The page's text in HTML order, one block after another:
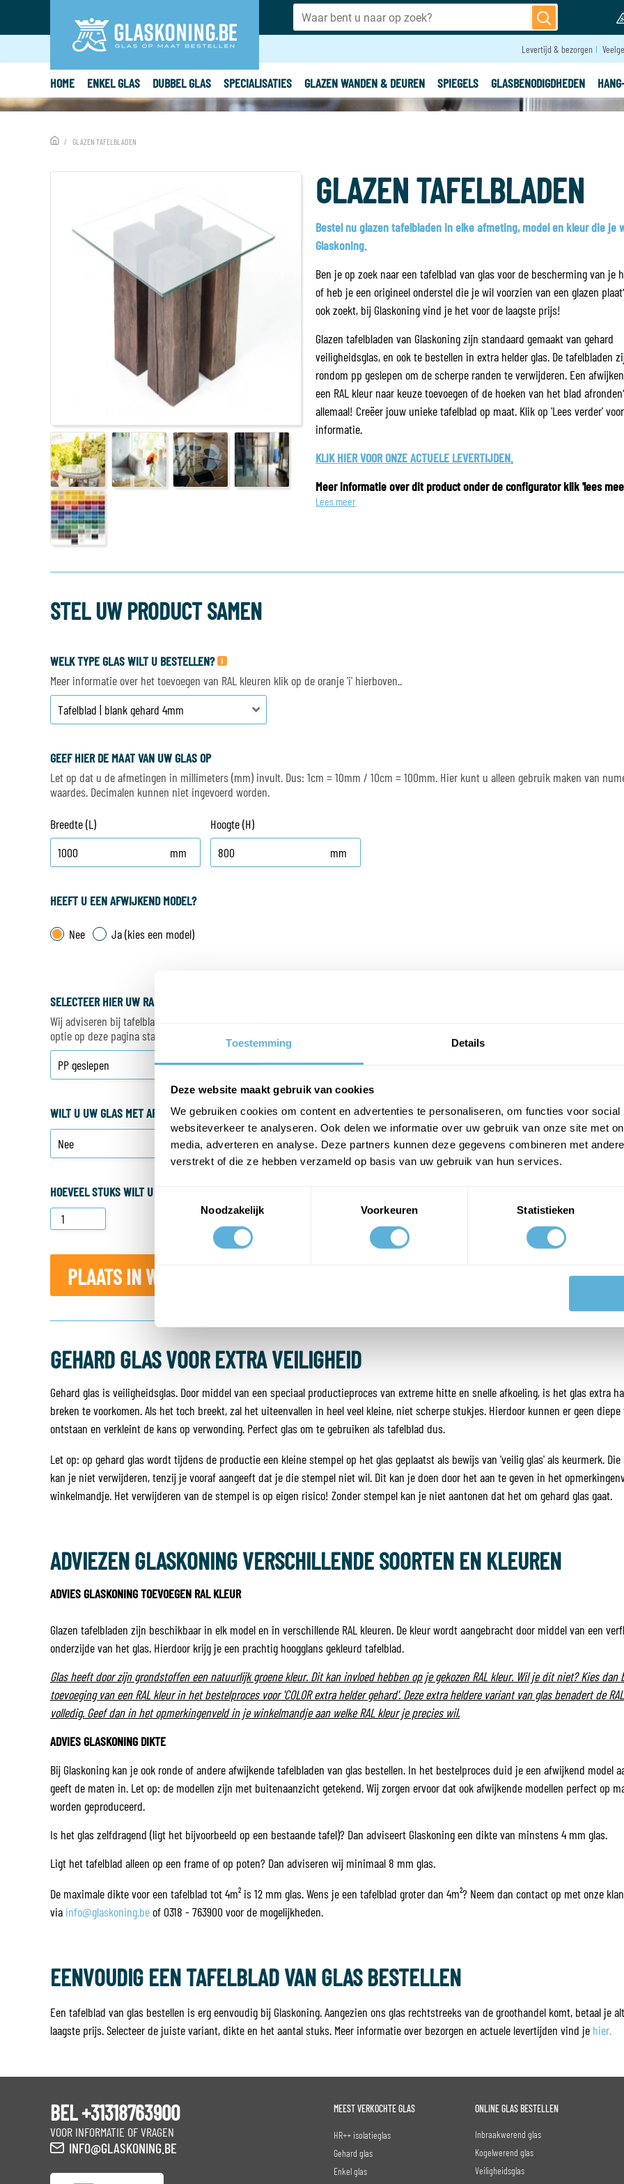
Toestemming Details
Deze website maakt gebruik van cookies
We gebruiken cookies om content en advertenties te personaliseren, om functies voor social
websiteverkeer te analyseren. Ook delen we informatie over uw gebruik van onze site met
media, adverteren en analyse. Deze partners kunnen deze gegevens combineren met
verstrekt of die ze hebben verzameld op basis van uw gebruik van hun services.
Noodzakelijk
Voorkeuren Statistieken
Levertijd & bezorgen
HOME ENKEL GLAS DUBBEL GLAS SPECIALISATIES GLAZEN WANDEN & DEUREN SPIEGELS GLASBENODIGDHEDEN
GLAZEN TAFELBLADEN
GLAZEN TAFELBLADEN
Bestel nu glazen tafelbladen in elke afmeting, model en kleur die je
Glaskoning.
Ben je op zoek naar een tafelblad van glas voor de bescherming van je
of heb je een origineel onderstel die je wil voorzien van een glazen
ook zoekt, bij Glaskoning vind je het voor de laagste prijs!
Glazen tafelbladen van Glaskoning zijn standaard gemaakt van gehard
veiligheidsglas, en ook te bestellen in extra helder glas. De tafelbladen
rondom pp geslepen om de scherpe randen te verwijderen. Een
een RAL kleur naar keuze toevoegen of de hoeken van het blad
allemaal! Creëer jouw unieke tafelblad op maat. Klik op 'Lees verder'
informatie.
KLIK HIER VOOR ONZE ACTUELE LEVERTIJDEN.
Meer informatie over dit product onder de configurator klik 'lees
Lees meer
STEL UW PRODUCT SAMEN
WELK TYPE GLAS WILT U BESTELLEN?
Meer informatie over het toevoegen van RAL kleuren klik op de oranje 'i' hierboven..
GEEF HIER DE MAAT VAN UW GLAS OP
Let op dat u de afmetingen in millimeters (mm) invult. Dus: 1cm = 10mm / 10cm = 100mm. Hier kunt u alleen gebruik maken van
waardes. Decimalen kunnen niet ingevoerd worden.
Breedte (L)
mm
Hoogte (H)
mm
HEEFT U EEN AFWIJKEND MODEL?
Nee Ja (kies een model)
SELECTEER HIER UW RAND AFWERKING
Wij adviseren bij tafelbladen altijd een rand afwerking te selecteren, zodat de randen niet scherp zijn en mooi zijn afgewerkt. Wij
optie op deze pagina standaard aan staan zodat u het niet kunt vergeten.
WILT U UW GLAS MET AFGERONDE HOEKEN?
HOEVEEL STUKS WILT U BESTELLEN?
PLAATS IN WINKELWAGEN
GEHARD GLAS VOOR EXTRA VEILIGHEID
Gehard glas is veiligheidsglas. Door middel van een speciaal productieproces van extreme hitte en snelle afkoeling, is het glas extra
breken te voorkomen. Als het toch breekt, zal het uiteenvallen in heel veel kleine, niet scherpe stukjes. Hierdoor kunnen er geen diepe
ontstaan en verkleint de kans op verwonding. Perfect glas om te gebruiken als tafelblad dus.
Let op: op gehard glas wordt tijdens de productie een kleine stempel op het glas geplaatst als bewijs van 'veilig glas' als keurmerk.
kan je niet verwijderen, tenzij je vooraf aangeeft dat je die stempel niet wil. Dit kan je doen door het aan te geven in het
winkelmandje. Het verwijderen van de stempel is op eigen risico! Zonder stempel kan je niet aantonen dat het om gehard glas gaat.
ADVIEZEN GLASKONING VERSCHILLENDE SOORTEN EN KLEUREN
ADVIES GLASKONING TOEVOEGEN RAL KLEUR
Glazen tafelbladen zijn beschikbaar in elk model en in verschillende RAL kleuren. De kleur wordt aangebracht door middel van een
onderzijde van het glas. Hierdoor krijg je een prachtig hoogglans gekleurd tafelblad.
Glas heeft door zijn grondstoffen een natuurlijk groene kleur. Dit kan invloed hebben op je gekozen RAL kleur. Wil je dit niet? Kies dan
toevoeging van een RAL kleur in het bestelproces voor 'COLOR extra helder gehard'. Deze extra heldere variant van glas benadert de
volledig. Geef dan in het opmerkingenveld in je winkelmandje aan welke RAL kleur je precies wil.
ADVIES GLASKONING DIKTE
Bij Glaskoning kan je ook ronde of andere afwijkende tafelbladen van glas bestellen. In het bestelproces duid je een afwijkend model
geeft de maten in. Let op: de modellen zijn met buitenaanzicht getekend. Wij zorgen ervoor dat ook afwijkende modellen perfect op
worden geproduceerd.
Is het glas zelfdragend (ligt het bijvoorbeeld op een bestaande tafel)? Dan adviseert Glaskoning een dikte van minstens 4 mm glas.
Ligt het tafelblad alleen op een frame of op poten? Dan adviseren wij minimaal 8 mm glas.
De maximale dikte voor een tafelblad tot 4m² is 12 mm glas. Wens je een tafelblad groter dan 4m²? Neem dan contact op met onze
via info@glaskoning.beof 0318 - 763900 voor de mogelijkheden.
EENVOUDIG EEN TAFELBLAD VAN GLAS BESTELLEN
Een tafelblad van glas bestellen is erg eenvoudig bij Glaskoning. Aangezien ons glas rechtstreeks van de groothandel komt, betaal je
laagste prijs. Selecteer de juiste variant, dikte en het aantal stuks. Meer informatie over bezorgen en actuele levertijden vind je hier.
BEL +31318763900
VOOR INFORMATIE OF VRAGEN
INFO@GLASKONING.BE
MEEST VERKOCHTE GLAS
HR++ isolatieglas
Gehard glas
Enkel glas
ONLINE GLAS BESTELLEN
Inbraakwerend glas
Kogelwerend glas
Veiligheidsglas